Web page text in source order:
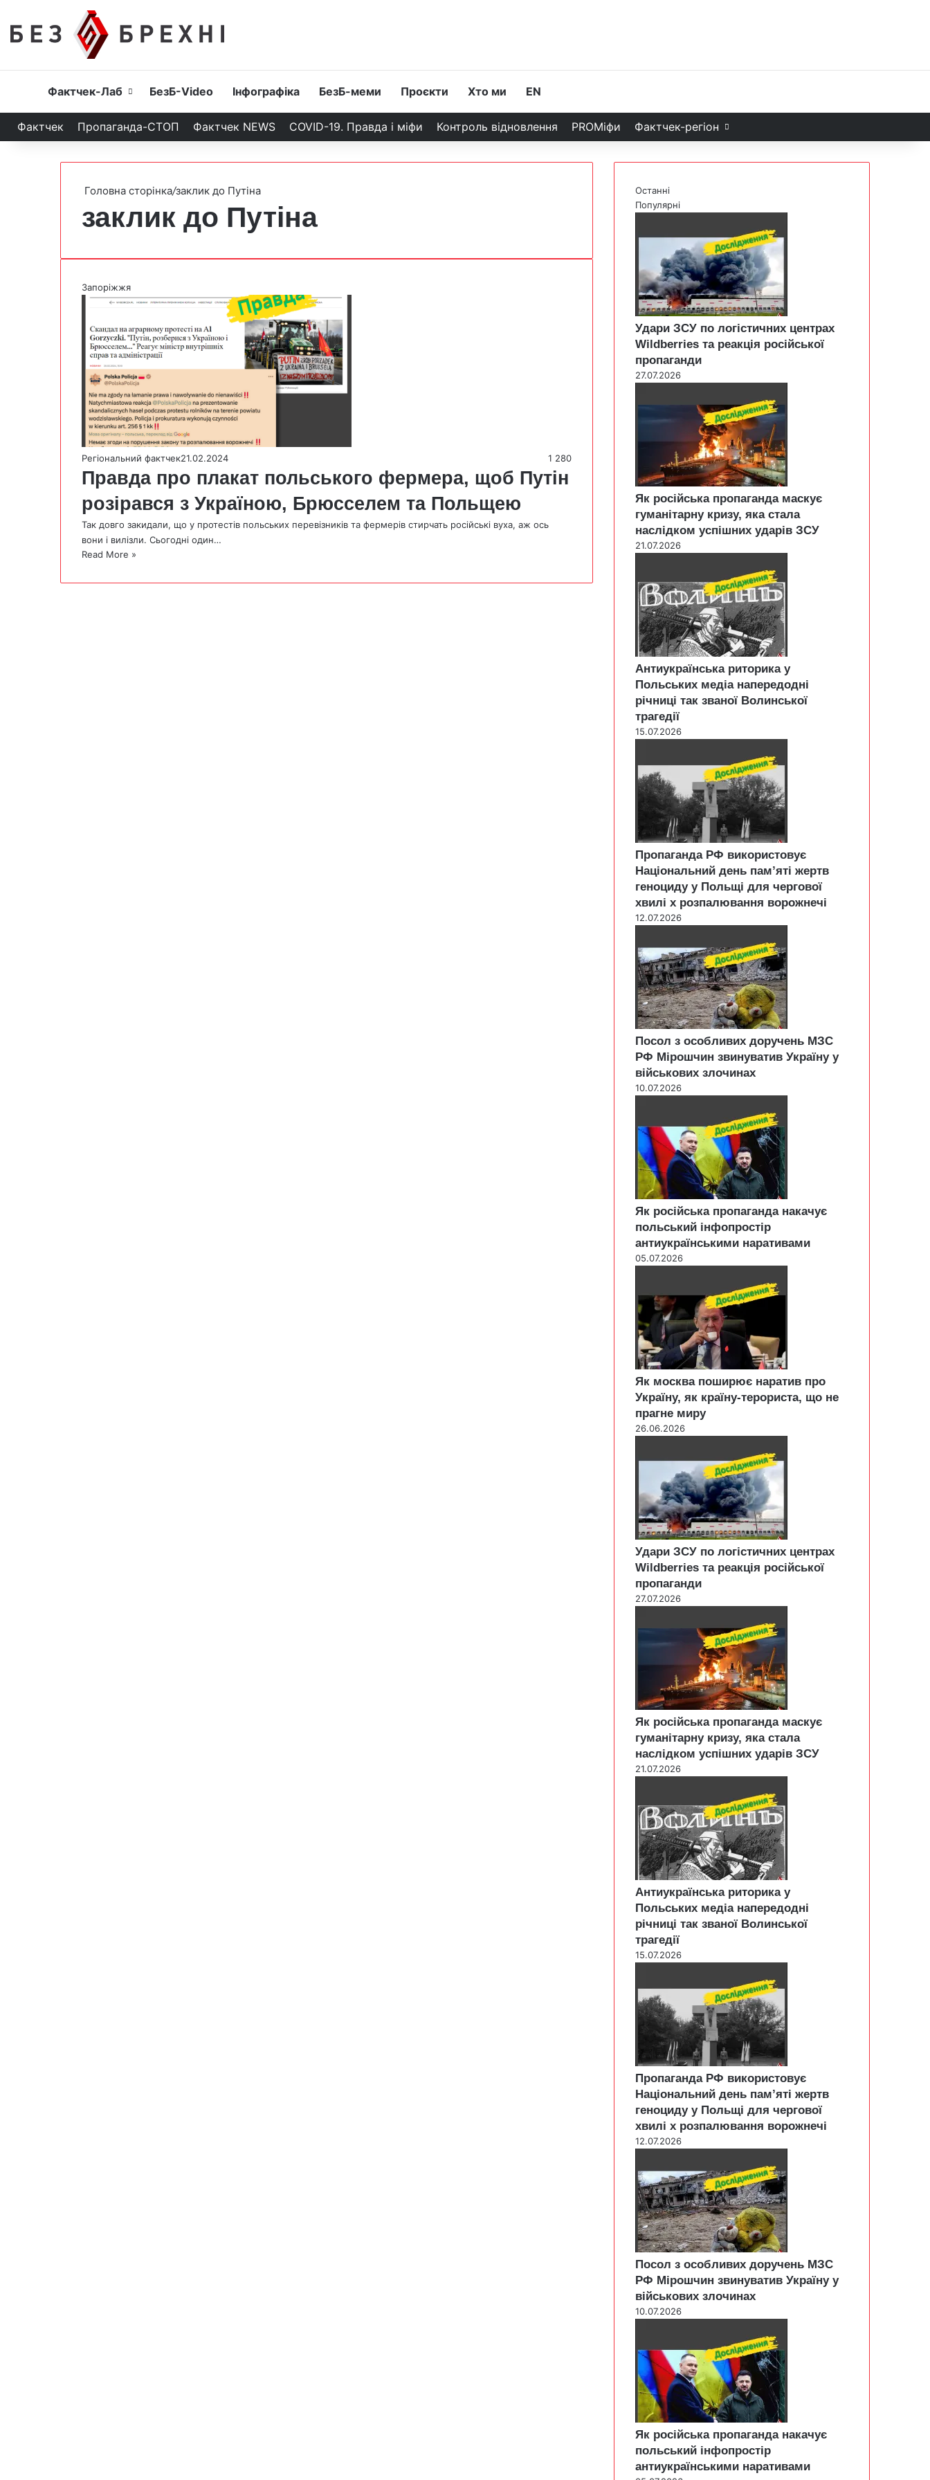
Головна
Фактчек-Лаб БезБ-Video Інфографіка БезБ-меми Проєкти Хто ми EN
Фактчек Пропаганда-СТОП Фактчек NEWS COVID-19. Правда і міфи Контроль відновлення PROМіфи Фактчек-регіон
Головна сторінка/заклик до Путіна
заклик до Путіна
Запоріжжя
Регіональний фактчек21.02.2024 1 280
Правда про плакат польського фермера, щоб Путін
розірався з Україною, Брюсселем та Польщею
Так довго закидали, що у протестів польських перевізників та фермерів стирчать російські вуха, аж ось
вони і вилізли. Сьогодні один…
Read More »
Останні
Популярні
Удари ЗСУ по логістичних центрах
Wildberries та реакція російської
пропаганди
27.07.2026
Як російська пропаганда маскує
гуманітарну кризу, яка стала
наслідком успішних ударів ЗСУ
21.07.2026
Антиукраїнська риторика у
Польських медіа напередодні
річниці так званої Волинської
трагедії
15.07.2026
Пропаганда РФ використовує
Національний день пам’яті жертв
геноциду у Польщі для чергової
хвилі х розпалювання ворожнечі
12.07.2026
Посол з особливих доручень МЗС
РФ Мірошчин звинуватив Україну у
військових злочинах
10.07.2026
Як російська пропаганда накачує
польський інфопростір
антиукраїнськими наративами
05.07.2026
Як москва поширює наратив про
Україну, як країну-терориста, що не
прагне миру
26.06.2026
Удари ЗСУ по логістичних центрах
Wildberries та реакція російської
пропаганди
27.07.2026
Як російська пропаганда маскує
гуманітарну кризу, яка стала
наслідком успішних ударів ЗСУ
21.07.2026
Антиукраїнська риторика у
Польських медіа напередодні
річниці так званої Волинської
трагедії
15.07.2026
Пропаганда РФ використовує
Національний день пам’яті жертв
геноциду у Польщі для чергової
хвилі х розпалювання ворожнечі
12.07.2026
Посол з особливих доручень МЗС
РФ Мірошчин звинуватив Україну у
військових злочинах
10.07.2026
Як російська пропаганда накачує
польський інфопростір
антиукраїнськими наративами